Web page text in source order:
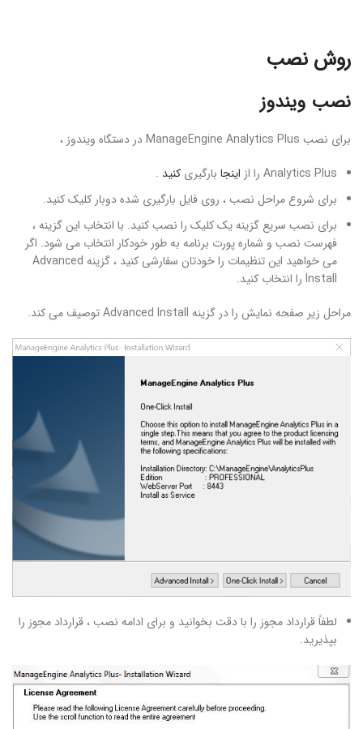
روش نصب
نصب ویندوز
برای نصب ManageEngine Analytics Plus در دستگاه ویندوز ،
Analytics Plus را از
اینجا بارگیری کنید .
برای شروع مراحل نصب ، روی فایل بارگیری شده دوبار کلیک کنید.
برای نصب سریع گزینه یک کلیک را نصب کنید. با انتخاب این گزینه ،
فهرست نصب و شماره پورت برنامه به طور خودکار انتخاب می شود. اگر
می خواهید این تنظیمات را خودتان سفارشی کنید ، گزینه Advanced
Install را انتخاب کنید.
مراحل زیر صفحه نمایش را در گزینه Advanced Install توصیف می کند.
لطفاً قرارداد مجوز را با دقت بخوانید و برای ادامه نصب ، قرارداد مجوز را
بپذیرید.